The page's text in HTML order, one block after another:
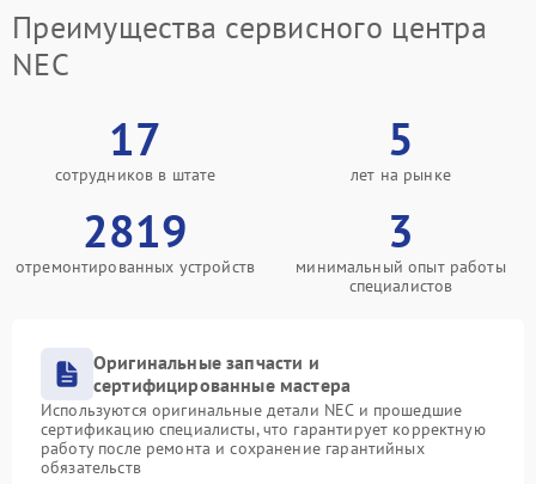
Преимущества сервисного центра
NEC
17
сотрудников в штате
5
лет на рынке
2819
отремонтированных устройств
3
минимальный опыт работы
специалистов
Оригинальные запчасти и
сертифицированные мастера
Используются оригинальные детали NEC и прошедшие
сертификацию специалисты, что гарантирует корректную
работу после ремонта и сохранение гарантийных
обязательств